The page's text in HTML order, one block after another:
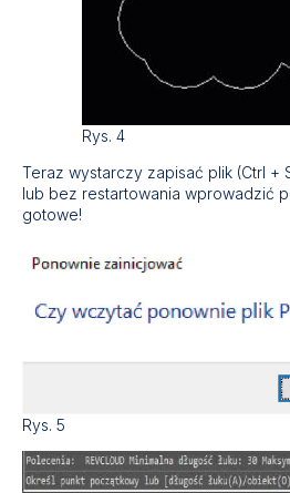
Rys. 4
Teraz wystarczy zapisać plik (Ctrl +
lub bez restartowania wprowadzić
gotowe!
Rys. 5